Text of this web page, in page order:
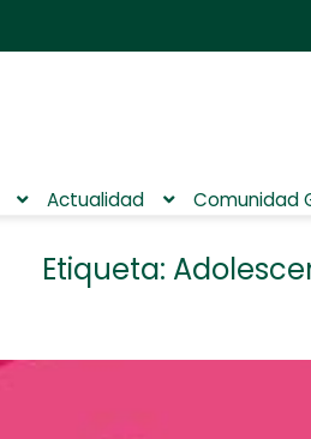
la
contenido
Actualidad Comunidad
Etiqueta: